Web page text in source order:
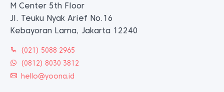
M Center 5th Floor
Jl. Teuku Nyak Arief No.16
Kebayoran Lama, Jakarta 12240
(021) 5088 2965
(0812) 8030 3812
hello@yoona.id